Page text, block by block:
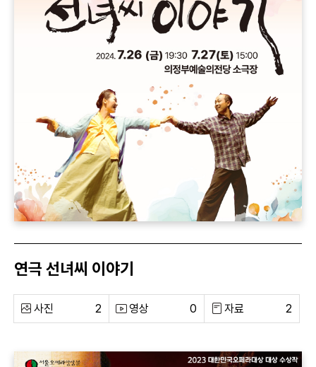
연극 선녀씨 이야기
사진 2 영상 0 자료 2